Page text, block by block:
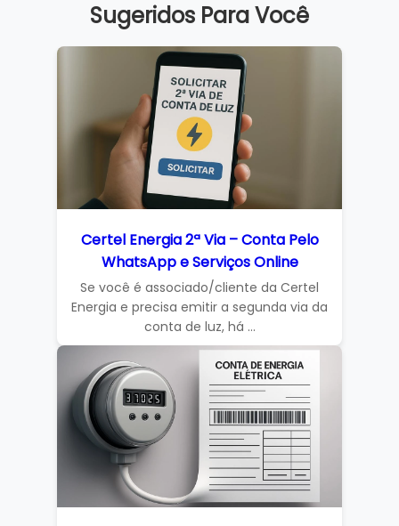
Sugeridos Para Você
Certel Energia 2ª Via – Conta Pelo
WhatsApp e Serviços Online
Se você é associado/cliente da Certel
Energia e precisa emitir a segunda via da
conta de luz, há ...